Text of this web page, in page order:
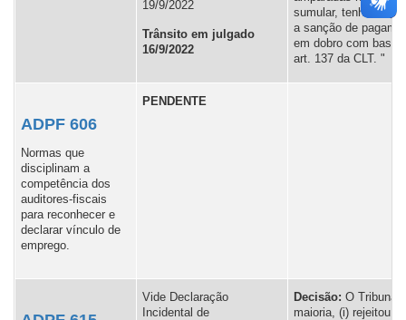
19/9/2022
Trânsito em julgado
16/9/2022
sumular, tenham
a sanção de
em dobro com base
art. 137 da CLT. "
ADPF 606
Normas que
disciplinam a
competência dos
auditores-fiscais
para reconhecer e
declarar vínculo de
emprego.
PENDENTE
Vide Declaração
Incidental de
Decisão: O Tribunal,
maioria, (i) rejeitou as